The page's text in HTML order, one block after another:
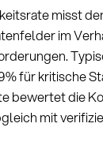
misst
im
für kritische
bewertet die
mit